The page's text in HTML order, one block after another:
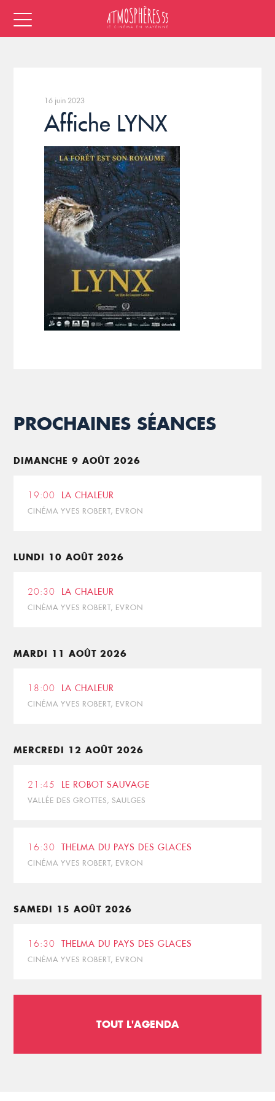
16 juin 2023
Affiche LYNX
PROCHAINES SÉANCES
DIMANCHE 9 AOÛT 2026
19:00 LA CHALEUR
CINÉMA YVES ROBERT, EVRON
LUNDI 10 AOÛT 2026
20:30 LA CHALEUR
CINÉMA YVES ROBERT, EVRON
MARDI 11 AOÛT 2026
18:00 LA CHALEUR
CINÉMA YVES ROBERT, EVRON
MERCREDI 12 AOÛT 2026
21:45 LE ROBOT SAUVAGE
VALLÉE DES GROTTES, SAULGES
16:30 THELMA DU PAYS DES GLACES
CINÉMA YVES ROBERT, EVRON
SAMEDI 15 AOÛT 2026
16:30 THELMA DU PAYS DES GLACES
CINÉMA YVES ROBERT, EVRON
TOUT L'AGENDA